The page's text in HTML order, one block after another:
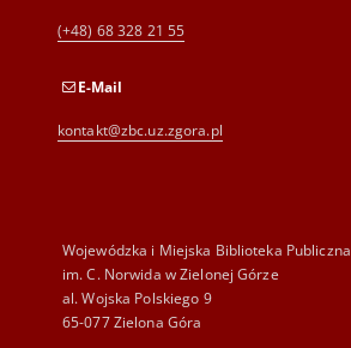
(+48) 68 328 21 55
E-Mail
kontakt@zbc.uz.zgora.pl
Wojewódzka i Miejska Biblioteka Publiczna
im. C. Norwida w Zielonej Górze
al. Wojska Polskiego 9
65-077 Zielona Góra